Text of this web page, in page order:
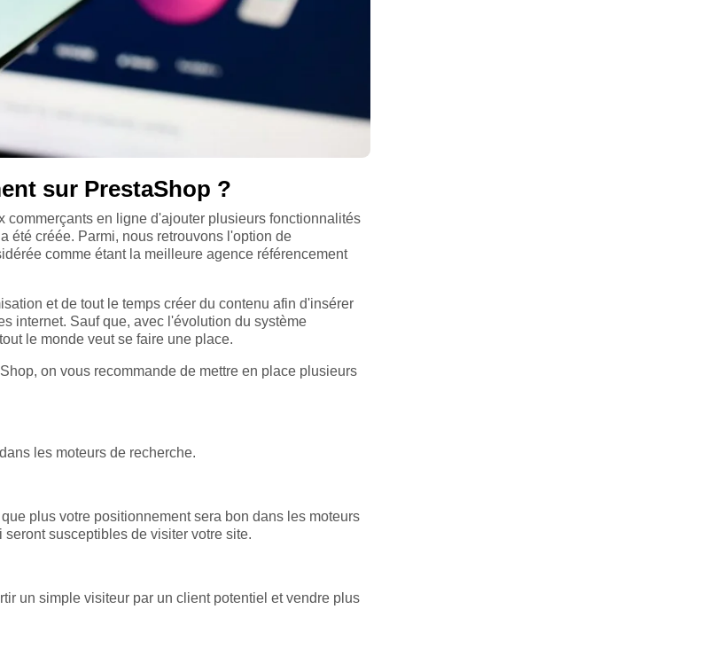
sur PrestaShop ?
en ligne d'ajouter plusieurs fonctionnalités
été créée. Parmi, nous retrouvons l'option de
comme étant la meilleure agence référencement
et de tout le temps créer du contenu afin d'insérer
internet. Sauf que, avec l'évolution du système
le monde veut se faire une place.
on vous recommande de mettre en place plusieurs
les moteurs de recherche.
plus votre positionnement sera bon dans les moteurs
susceptibles de visiter votre site.
un simple visiteur par un client potentiel et vendre plus